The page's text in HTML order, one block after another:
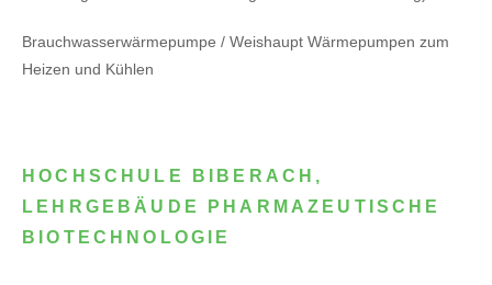
Brauchwasserwärmepumpe / Weishaupt Wärmepumpen zum
Heizen und Kühlen
HOCHSCHULE BIBERACH,
LEHRGEBÄUDE PHARMAZEUTISCHE
BIOTECHNOLOGIE